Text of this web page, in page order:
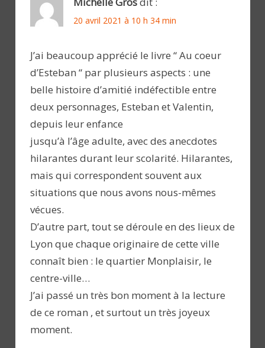
20 avril 2021 à 10 h 34 min
J’ai beaucoup apprécié le livre “ Au coeur
d’Esteban “ par plusieurs aspects : une
belle histoire d’amitié indéfectible entre
deux personnages, Esteban et Valentin,
depuis leur enfance
jusqu’à l’âge adulte, avec des anecdotes
hilarantes durant leur scolarité. Hilarantes,
mais qui correspondent souvent aux
situations que nous avons nous-mêmes
vécues.
D’autre part, tout se déroule en des lieux de
Lyon que chaque originaire de cette ville
connaît bien : le quartier Monplaisir, le
centre-ville…
J’ai passé un très bon moment à la lecture
de ce roman , et surtout un très joyeux
moment.